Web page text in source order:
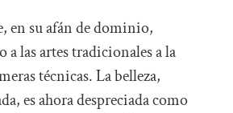
en su afán de dominio,
a las artes tradicionales a la
técnicas. La belleza,
es ahora despreciada como